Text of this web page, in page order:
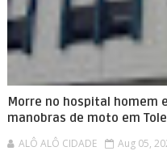
Morre no hospital homem
manobras de moto em
ALÔ ALÔ CIDADE Aug 05,